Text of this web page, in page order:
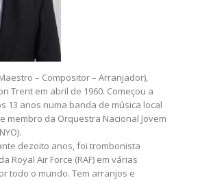
– Compositor – Arranjador),
Trent em abril de 1960. Começou a
13 anos numa banda de música local
membro da Orquestra Nacional Jovem
dezoito anos, foi trombonista
Royal Air Force (RAF) em várias
todo o mundo. Tem arranjos e